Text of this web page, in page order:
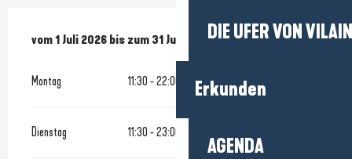
DIE UFER VON
Erkunden
AGENDA
vom1 Juli 2026 bis zum 31 Juli 2026
vom1 Juli 2026 bis zum 31 Juli 2026
Montag 11:30 - 22:00
Dienstag 11:30 - 23:00